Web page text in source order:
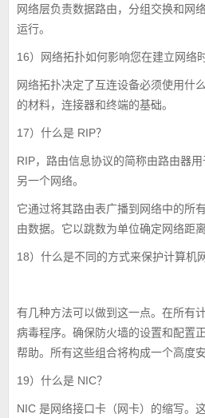
网络层负责数据路由，分组交换和网
运行。
16）网络拓扑如何影响您在建立网络
网络拓扑决定了互连设备必须使用什
的材料，连接器和终端的基础。
17）什么是 RIP？
RIP，路由信息协议的简称由路由器
另一个网络。
它通过将其路由表广播到网络中的所
由数据。它以跳数为单位确定网络距离
18）什么是不同的方式来保护计算机
有几种方法可以做到这一点。在所有
病毒程序。确保防火墙的设置和配置
帮助。所有这些组合将构成一个高度安
19）什么是 NIC？
NIC 是网络接口卡（网卡）的缩写。